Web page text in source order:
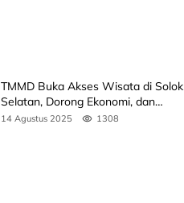
TMMD Buka Akses Wisata di Solok
Selatan, Dorong Ekonomi, dan
Perkuat Peran Masyarakat
14 Agustus 2025 1308